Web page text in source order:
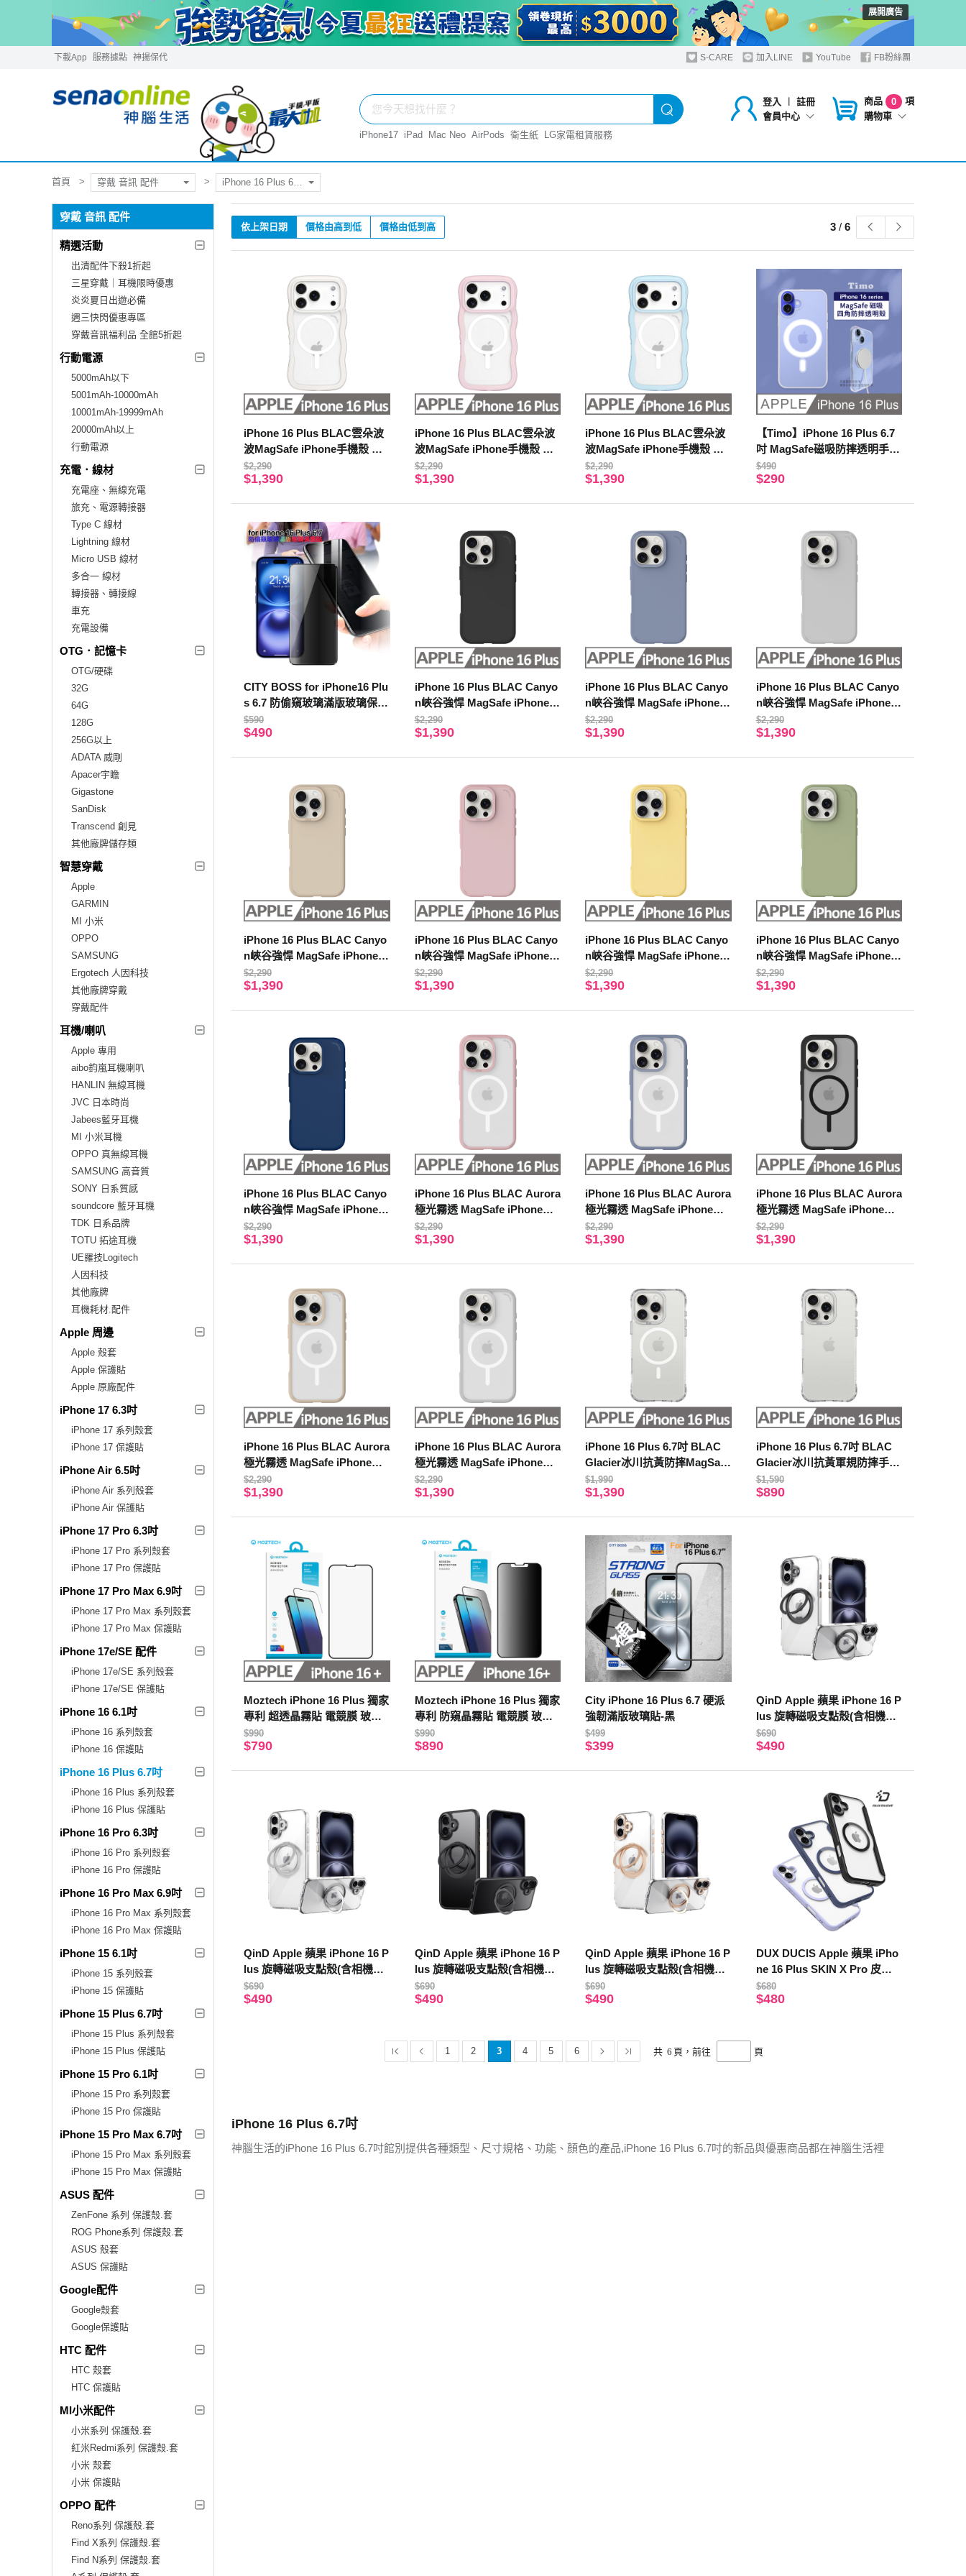
展開廣告
下載App 服務據點 神揚保代 S-CARE 加入LINE YouTube FB粉絲團
登入 ︱
註冊
會員中心
商品 0
項
購物車
iPhone17 iPad Mac Neo AirPods 衛生紙 LG家電租賃服務
首頁 穿戴 音訊 配件
穿戴 音訊 配件
精選活動
出清配件下殺1折起
三星穿戴｜耳機限時優惠
炎炎夏日出遊必備
週三快閃優惠專區
穿戴音訊福利品 全館5折起
行動電源
5000mAh以下
5001mAh-10000mAh
10001mAh-19999mAh
20000mAh以上
行動電源
充電．線材
充電座、無線充電
旅充、電源轉接器
Type C 線材
Lightning 線材
Micro USB 線材
多合一 線材
轉接器、轉接線
車充
充電設備
OTG．記憶卡
OTG/硬碟
32G
64G
128G
256G以上
ADATA 威剛
Apacer宇瞻
Gigastone
SanDisk
Transcend 創見
其他廠牌儲存類
智慧穿戴
Apple
GARMIN
MI 小米
OPPO
SAMSUNG
Ergotech 人因科技
其他廠牌穿戴
穿戴配件
耳機/喇叭
Apple 專用
aibo鈞嵐耳機喇叭
HANLIN 無線耳機
JVC 日本時尚
Jabees藍牙耳機
MI 小米耳機
OPPO 真無線耳機
SAMSUNG 高音質
SONY 日系質感
soundcore 藍牙耳機
TDK 日系品牌
TOTU 拓途耳機
UE羅技Logitech
人因科技
其他廠牌
耳機耗材.配件
Apple 周邊
Apple 殼套
Apple 保護貼
Apple 原廠配件
iPhone 17 6.3吋
iPhone 17 系列殼套
iPhone 17 保護貼
iPhone Air 6.5吋
iPhone Air 系列殼套
iPhone Air 保護貼
iPhone 17 Pro 6.3吋
iPhone 17 Pro 系列殼套
iPhone 17 Pro 保護貼
iPhone 17 Pro Max 6.9吋
iPhone 17 Pro Max 系列殼套
iPhone 17 Pro Max 保護貼
iPhone 17e/SE 配件
iPhone 17e/SE 系列殼套
iPhone 17e/SE 保護貼
iPhone 16 6.1吋
iPhone 16 系列殼套
iPhone 16 保護貼
iPhone 16 Plus 6.7吋
iPhone 16 Plus 系列殼套
iPhone 16 Plus 保護貼
iPhone 16 Pro 6.3吋
iPhone 16 Pro 系列殼套
iPhone 16 Pro 保護貼
iPhone 16 Pro Max 6.9吋
iPhone 16 Pro Max 系列殼套
iPhone 16 Pro Max 保護貼
iPhone 15 6.1吋
iPhone 15 系列殼套
iPhone 15 保護貼
iPhone 15 Plus 6.7吋
iPhone 15 Plus 系列殼套
iPhone 15 Plus 保護貼
iPhone 15 Pro 6.1吋
iPhone 15 Pro 系列殼套
iPhone 15 Pro 保護貼
iPhone 15 Pro Max 6.7吋
iPhone 15 Pro Max 系列殼套
iPhone 15 Pro Max 保護貼
ASUS 配件
ZenFone 系列 保護殼.套
ROG Phone系列 保護殼.套
ASUS 殼套
ASUS 保護貼
Google配件
Google殼套
Google保護貼
HTC 配件
HTC 殼套
HTC 保護貼
MI小米配件
小米系列 保護殼.套
紅米Redmi系列 保護殼.套
小米 殼套
小米 保護貼
OPPO 配件
Reno系列 保護殼.套
Find X系列 保護殼.套
Find N系列 保護殼.套
依上架日期 價格由高到低 價格由低到高 3 / 6
iPhone 16 Plus BLAC雲朵波
波MagSafe iPhone手機殼 雲
霧白
$2,290
$1,390
iPhone 16 Plus BLAC雲朵波
波MagSafe iPhone手機殼 夢
境粉
$2,290
$1,390
iPhone 16 Plus BLAC雲朵波
波MagSafe iPhone手機殼 天
使藍
$2,290
$1,390
【Timo】iPhone 16 Plus 6.7
吋 MagSafe磁吸防摔透明手機
保護殼
$490
$290
CITY BOSS for iPhone16 Plu
s 6.7 防偷窺玻璃滿版玻璃保護
貼
$590
$490
iPhone 16 Plus BLAC Canyo
n峽谷強悍 MagSafe iPhone手
機殼 靜謐黑
$2,290
$1,390
iPhone 16 Plus BLAC Canyo
n峽谷強悍 MagSafe iPhone手
機殼 霧藍紫
$2,290
$1,390
iPhone 16 Plus BLAC Canyo
n峽谷強悍 MagSafe iPhone手
機殼 迷霧灰
$2,290
$1,390
iPhone 16 Plus BLAC Canyo
n峽谷強悍 MagSafe iPhone手
機殼 燕麥奶
$2,290
$1,390
iPhone 16 Plus BLAC Canyo
n峽谷強悍 MagSafe iPhone手
機殼 濛濛粉
$2,290
$1,390
iPhone 16 Plus BLAC Canyo
n峽谷強悍 MagSafe iPhone手
機殼 奶油黃
$2,290
$1,390
iPhone 16 Plus BLAC Canyo
n峽谷強悍 MagSafe iPhone手
機殼 春芽綠
$2,290
$1,390
iPhone 16 Plus BLAC Canyo
n峽谷強悍 MagSafe iPhone手
機殼 海軍藍
$2,290
$1,390
iPhone 16 Plus BLAC Aurora
極光霧透 MagSafe iPhone手
機殼 濛濛粉
$2,290
$1,390
iPhone 16 Plus BLAC Aurora
極光霧透 MagSafe iPhone手
機殼 霧藍紫
$2,290
$1,390
iPhone 16 Plus BLAC Aurora
極光霧透 MagSafe iPhone手
機殼 靜謐黑
$2,290
$1,390
iPhone 16 Plus BLAC Aurora
極光霧透 MagSafe iPhone手
機殼 燕麥奶
$2,290
$1,390
iPhone 16 Plus BLAC Aurora
極光霧透 MagSafe iPhone手
機殼 迷霧灰
$2,290
$1,390
iPhone 16 Plus 6.7吋 BLAC
Glacier冰川抗黃防摔MagSafe
iPhone手機殼
$1,990
$1,390
iPhone 16 Plus 6.7吋 BLAC
Glacier冰川抗黃軍規防摔手機
殼
$1,590
$890
Moztech iPhone 16 Plus 獨家
專利 超透晶霧貼 電競膜 玻璃
保護貼
$990
$790
Moztech iPhone 16 Plus 獨家
專利 防窺晶霧貼 電競膜 玻璃
保護貼
$990
$890
City iPhone 16 Plus 6.7 硬派
強韌滿版玻璃貼-黑
$499
$399
QinD Apple 蘋果 iPhone 16 P
lus 旋轉磁吸支點殼(含相機鍵)
(透黑色)
$690
$490
QinD Apple 蘋果 iPhone 16 P
lus 旋轉磁吸支點殼(含相機鍵)
(全透明)
$690
$490
QinD Apple 蘋果 iPhone 16 P
lus 旋轉磁吸支點殼(含相機鍵)
(耀石黑)
$690
$490
QinD Apple 蘋果 iPhone 16 P
lus 旋轉磁吸支點殼(含相機鍵)
(透金色)
$690
$490
DUX DUCIS Apple 蘋果 iPho
ne 16 Plus SKIN X Pro 皮套
(紫色)
$680
$480
1 2 3 4 5 6 共 6 頁，前往 頁
iPhone 16 Plus 6.7吋
神腦生活的iPhone 16 Plus 6.7吋館別提供各種類型、尺寸規格、功能、顏色的產品,iPhone 16 Plus 6.7吋的新品與優惠商品都在神腦生活裡